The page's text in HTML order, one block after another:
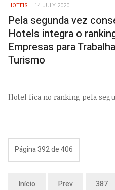
HOTEIS 14 JULY 2020
Pela segunda vez
Hotels integra o
Empresas para
Turismo
Hotel fica no ranking pela
Página 392 de 406
Início Prev 387